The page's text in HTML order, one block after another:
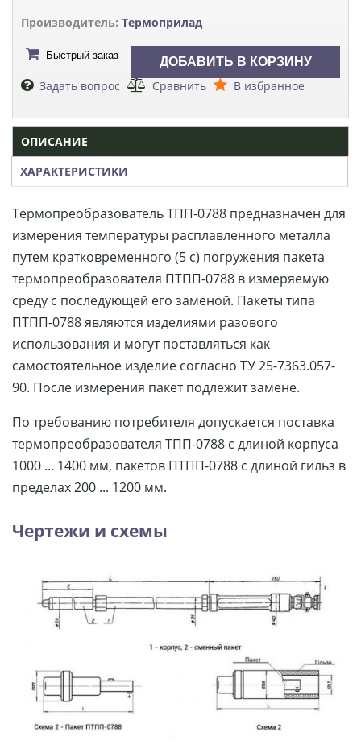
Производитель: Термоприлад
Быстрый заказ
Задать вопрос Сравнить В избранное
ОПИСАНИЕ
ХАРАКТЕРИСТИКИ
Термопреобразователь ТПП-0788 предназначен для
измерения температуры расплавленного металла
путем кратковременного (5 с) погружения пакета
термопреобразователя ПТПП-0788 в измеряемую
среду с последующей его заменой. Пакеты типа
ПТПП-0788 являются изделиями разового
использования и могут поставляться как
самостоятельное изделие согласно ТУ 25-7363.057-
90. После измерения пакет подлежит замене.
По требованию потребителя допускается поставка
термопреобразователя ТПП-0788 с длиной корпуса
1000 ... 1400 мм, пакетов ПТПП-0788 с длиной гильз в
пределах 200 ... 1200 мм.
Чертежи и схемы